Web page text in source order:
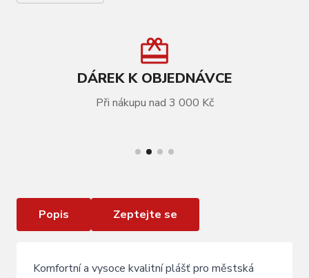
DÁREK K OBJEDNÁVCE
Při nákupu nad 3 000 Kč
Popis Zeptejte se
Komfortní a vysoce kvalitní plášť pro městská